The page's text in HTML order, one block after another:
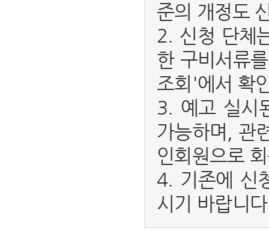
준의 개정도
2. 신청 단체
한 구비서류
조회'에서 확
3. 예고 실시
가능하며, 관
인회원으로
4. 기존에 신
시기 바랍니